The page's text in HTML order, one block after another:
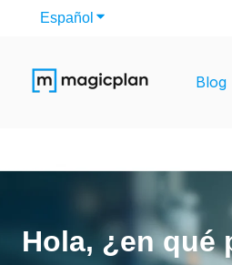
Español Traducciones de
Blog
Hola, ¿en qué